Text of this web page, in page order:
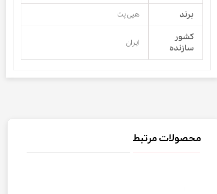
برند هپی پت
کشور
سازنده
ایران
محصولات مرتبط